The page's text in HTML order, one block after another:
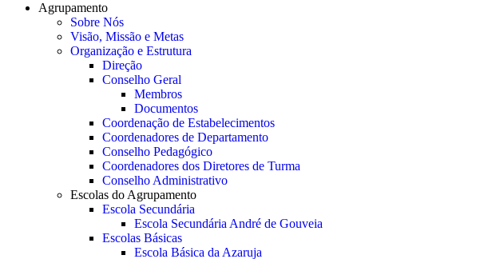
Agrupamento
Sobre Nós
Visão, Missão e Metas
Organização e Estrutura
Direção
Conselho Geral
Membros
Documentos
Coordenação de Estabelecimentos
Coordenadores de Departamento
Conselho Pedagógico
Coordenadores dos Diretores de Turma
Conselho Administrativo
Escolas do Agrupamento
Escola Secundária
Escola Secundária André de Gouveia
Escolas Básicas
Escola Básica da Azaruja